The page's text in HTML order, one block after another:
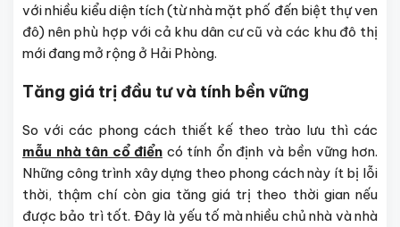
với nhiều kiểu diện tích (từ nhà mặt phố đến biệt thự ven
đô) nên phù hợp với cả khu dân cư cũ và các khu đô thị
mới đang mở rộng ở Hải Phòng.
Tăng giá trị đầu tư và tính bền vững
So với các phong cách thiết kế theo trào lưu thì các
mẫu nhà tân cổ điển có tính ổn định và bền vững hơn.
Những công trình xây dựng theo phong cách này ít bị lỗi
thời, thậm chí còn gia tăng giá trị theo thời gian nếu
được bảo trì tốt. Đây là yếu tố mà nhiều chủ nhà và nhà